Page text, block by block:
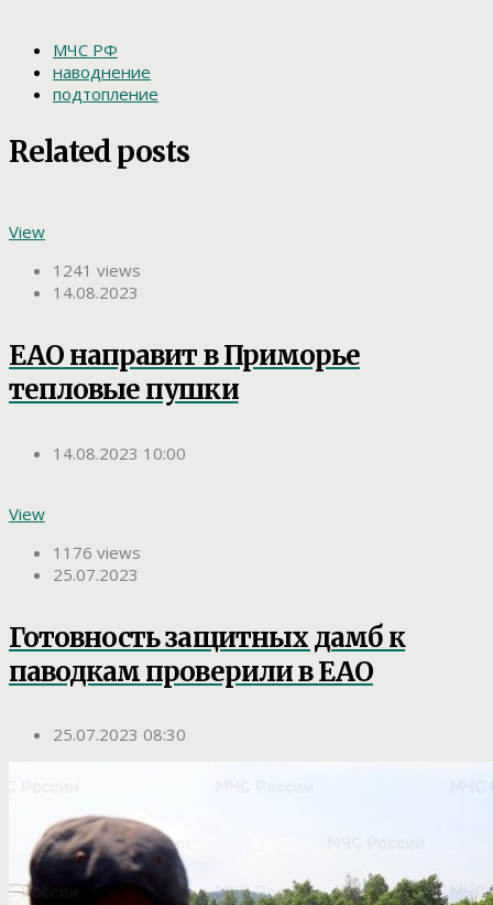
МЧС РФ
наводнение
подтопление
Related posts
View
1241 views
14.08.2023
ЕАО направит в Приморье
тепловые пушки
14.08.2023 10:00
View
1176 views
25.07.2023
Готовность защитных дамб к
паводкам проверили в ЕАО
25.07.2023 08:30